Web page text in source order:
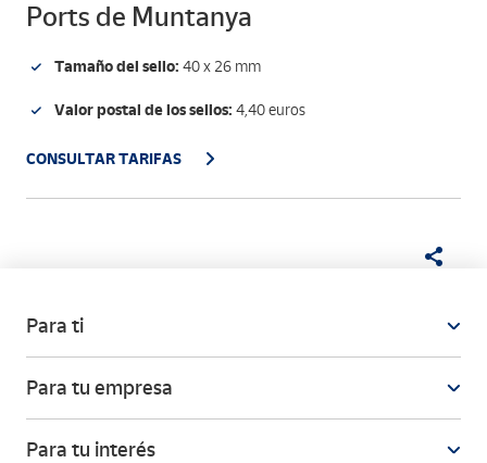
Ports de Muntanya
Tamaño del sello: 40 x 26 mm
Valor postal de los sellos: 4,40 euros
CONSULTAR TARIFAS
Para ti
Para tu empresa
Para tu interés